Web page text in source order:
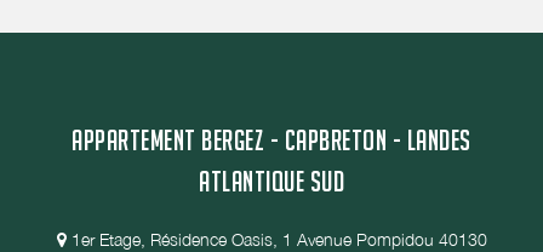
APPARTEMENT BERGEZ - CAPBRETON - LANDES
ATLANTIQUE SUD
1er Etage, Résidence Oasis, 1 Avenue Pompidou 40130